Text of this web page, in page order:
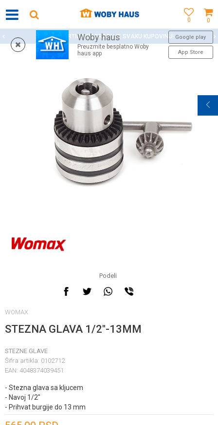
0
0
Woby haus
Preuzmite besplatno Woby
haus app
Google play
App Store
WOBY KARTICA NAGRAĐUJE SVAKU KUPOVINU!
Podeli
WOMAX
STEZNA GLAVA 1/2"-13MM
STEZNE GLAVE
Šifra artikla: 0102712
EAN: 4048374039451
- Stezna glava sa kljucem
- Navoj 1/2"
- Prihvat burgije do 13 mm